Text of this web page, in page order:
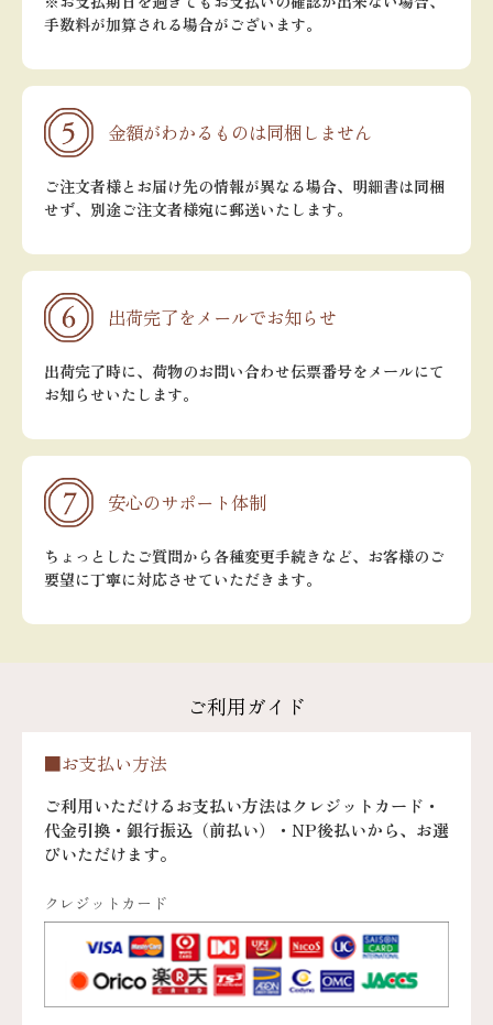
手数料が加算される場合がございます。
金額がわかるものは同梱しません
ご注文者様とお届け先の情報が異なる場合、明細書は同梱
せず、別途ご注文者様宛に郵送いたします。
出荷完了をメールでお知らせ
出荷完了時に、荷物のお問い合わせ伝票番号をメールにて
お知らせいたします。
安心のサポート体制
ちょっとしたご質問から各種変更手続きなど、お客様のご
要望に丁寧に対応させていただきます。
ご利用ガイド
■お支払い方法
ご利用いただけるお支払い方法はクレジットカード・
代金引換・銀行振込（前払い）・NP後払いから、お選
びいただけます。
クレジットカード